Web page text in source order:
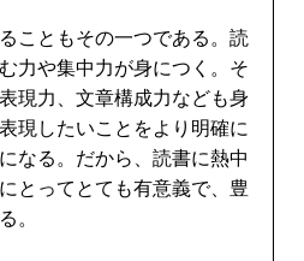
こともその一つである。読
力や集中力が身につく。そ
現力、文章構成力なども身
現したいことをより明確に
なる。だから、読書に熱中
とってとても有意義で、豊
。